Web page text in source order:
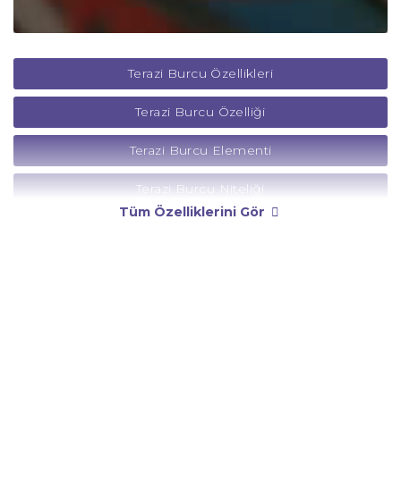
Terazi Burcu Özellikleri
Terazi Burcu Özelliği
Terazi Burcu Elementi
Terazi Burcu Niteliği
Tüm Özelliklerini Gör